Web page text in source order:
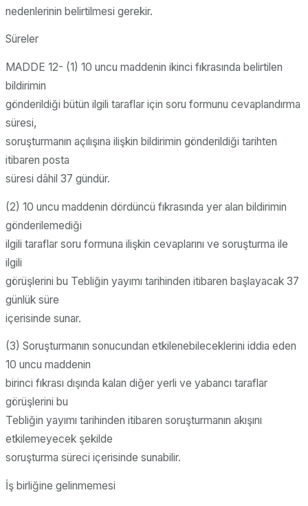
nedenlerinin belirtilmesi gerekir.
Süreler
MADDE 12- (1) 10 uncu maddenin ikinci fıkrasında belirtilen
bildirimin
gönderildiği bütün ilgili taraflar için soru formunu cevaplandırma
süresi,
soruşturmanın açılışına ilişkin bildirimin gönderildiği tarihten
itibaren posta
süresi dâhil 37 gündür.
(2) 10 uncu maddenin dördüncü fıkrasında yer alan bildirimin
gönderilemediği
ilgili taraflar soru formuna ilişkin cevaplarını ve soruşturma ile
ilgili
görüşlerini bu Tebliğin yayımı tarihinden itibaren başlayacak 37
günlük süre
içerisinde sunar.
(3) Soruşturmanın sonucundan etkilenebileceklerini iddia eden
10 uncu maddenin
birinci fıkrası dışında kalan diğer yerli ve yabancı taraflar
görüşlerini bu
Tebliğin yayımı tarihinden itibaren soruşturmanın akışını
etkilemeyecek şekilde
soruşturma süreci içerisinde sunabilir.
İş birliğine gelinmemesi